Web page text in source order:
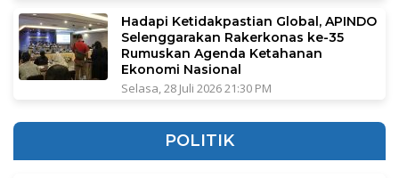
Hadapi Ketidakpastian Global, APINDO
Selenggarakan Rakerkonas ke-35
Rumuskan Agenda Ketahanan
Ekonomi Nasional
Selasa, 28 Juli 2026 21:30 PM
POLITIK